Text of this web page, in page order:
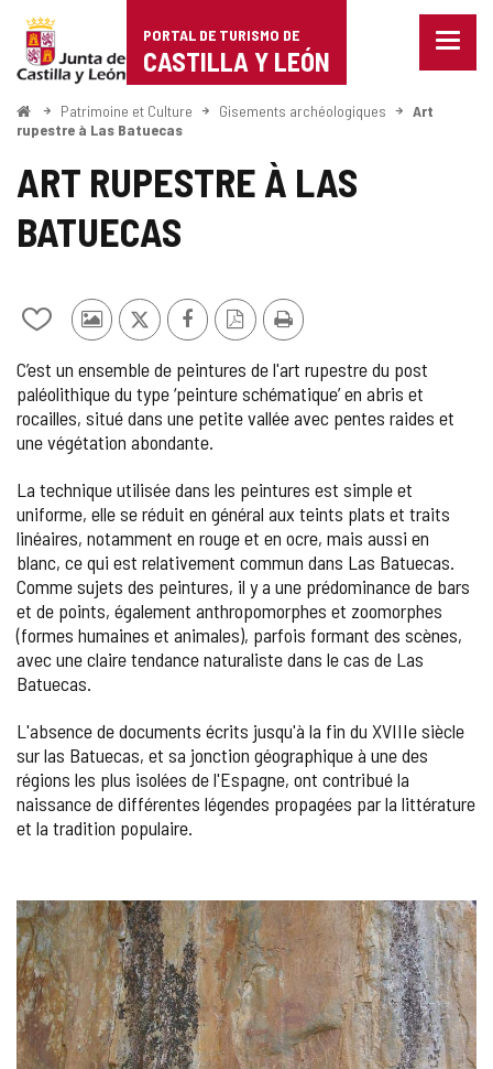
Portal
de
Turismo
de
Castilla
PORTAL DE TURISMO DE
CASTILLA Y LEÓN
Menu
<
Accueil
Patrimoine et Culture Gisements archéologiques
Art
rupestre à Las Batuecas
ART RUPESTRE À LAS
BATUECAS
Ajouter/retirer
contenu
de
cahiers
Photos
touristes
X FacebookVersionImprimer
C’est un ensemble de peintures de l'art rupestre du post
paléolithique du type ‘peinture schématique’ en abris et
rocailles, situé dans une petite vallée avec pentes raides et
une végétation abondante.
La technique utilisée dans les peintures est simple et
uniforme, elle se réduit en général aux teints plats et traits
linéaires, notamment en rouge et en ocre, mais aussi en
blanc, ce qui est relativement commun dans Las Batuecas.
Comme sujets des peintures, il y a une prédominance de bars
et de points, également anthropomorphes et zoomorphes
(formes humaines et animales), parfois formant des scènes,
avec une claire tendance naturaliste dans le cas de Las
Batuecas.
L'absence de documents écrits jusqu'à la fin du XVIIIe siècle
sur las Batuecas, et sa jonction géographique à une des
régions les plus isolées de l'Espagne, ont contribué la
naissance de différentes légendes propagées par la littérature
et la tradition populaire.
GALERIE
DES
IMAGES